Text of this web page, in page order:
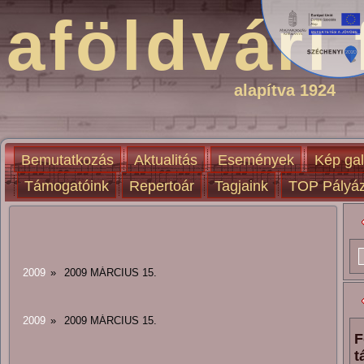
alapítva 1924
Bemutatkozás Aktualitás Események
Kép
Támogatóink
Repertoár Tagjaink TOP
2009 » 2009 MÁRCIUS 15.
2009 » 2009 MÁRCIUS 15.